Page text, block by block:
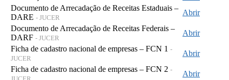
Documento de Arrecadação de Receitas Estaduais –
DARE - JUCER
Abrir
Documento de Arrecadação de Receitas Federais –
DARF - JUCER
Abrir
Ficha de cadastro nacional de empresas – FCN 1 -
JUCER
Abrir
Ficha de cadastro nacional de empresas – FCN 2 -
Abrir